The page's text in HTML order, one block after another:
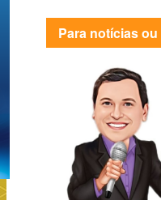
Para notícias